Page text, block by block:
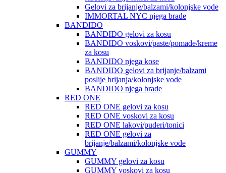
Gelovi za brijanje/balzami/kolonjske vode
IMMORTAL NYC njega brade
BANDIDO
BANDIDO gelovi za kosu
BANDIDO voskovi/paste/pomade/kreme
za kosu
BANDIDO njega kose
BANDIDO gelovi za brijanje/balzami
poslije brijanja/kolonjske vode
BANDIDO njega brade
RED ONE
RED ONE gelovi za kosu
RED ONE voskovi za kosu
RED ONE lakovi/puderi/tonici
RED ONE gelovi za
brijanje/balzami/kolonjske vode
GUMMY
GUMMY gelovi za kosu
GUMMY voskovi za kosu